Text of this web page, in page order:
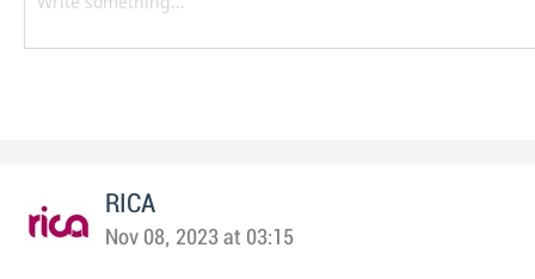
RICA
Nov 08, 2023 at 03:15